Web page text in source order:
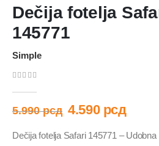
Dečija fotelja
145771
Simple
5.990рсд 4.590 рсд
Dečija fotelja Safari 145771 – Udobna